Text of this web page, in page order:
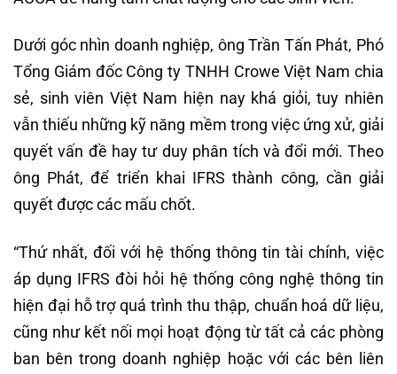
Dưới góc nhìn doanh nghiệp, ông Trần Tấn Phát, Phó
Tổng Giám đốc Công ty TNHH Crowe Việt Nam chia
sẻ, sinh viên Việt Nam hiện nay khá giỏi, tuy nhiên
vẫn thiếu những kỹ năng mềm trong việc ứng xử, giải
quyết vấn đề hay tư duy phân tích và đổi mới. Theo
ông Phát, để triển khai IFRS thành công, cần giải
quyết được các mấu chốt.
“Thứ nhất, đối với hệ thống thông tin tài chính, việc
áp dụng IFRS đòi hỏi hệ thống công nghệ thông tin
hiện đại hỗ trợ quá trình thu thập, chuẩn hoá dữ liệu,
cũng như kết nối mọi hoạt động từ tất cả các phòng
ban bên trong doanh nghiệp hoặc với các bên liên